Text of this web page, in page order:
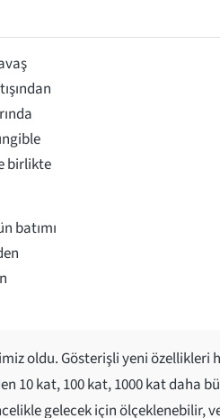
birlikte
batımı
oldu. Gösterişli yeni özellikleri
10 kat, 100 kat, 1000 kat daha
gelecek için ölçeklenebilir,